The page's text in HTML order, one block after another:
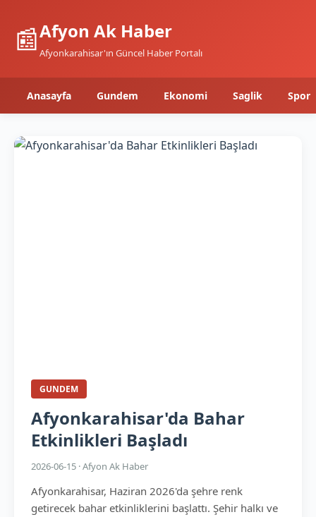
📰Afyon Ak Haber
Afyonkarahisar'ın Güncel Haber Portalı
Anasayfa Gundem Ekonomi Saglik Spor
GUNDEM
Afyonkarahisar'da Bahar
Etkinlikleri Başladı
2026-06-15 · Afyon Ak Haber
Afyonkarahisar, Haziran 2026'da şehre renk
getirecek bahar etkinliklerini başlattı. Şehir halkı ve